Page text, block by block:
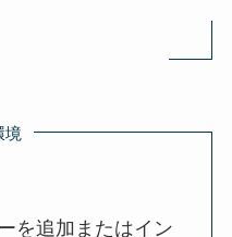
境
を追加またはイン